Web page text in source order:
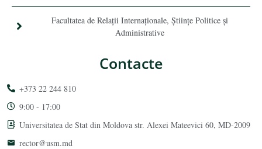
Facultatea de Relaţii Internaţionale, Ştiinţe Politice şi
Administrative
Contacte
+373 22 244 810
9:00 - 17:00
Universitatea de Stat din Moldova str. Alexei Mateevici 60, MD-2009
rector@usm.md